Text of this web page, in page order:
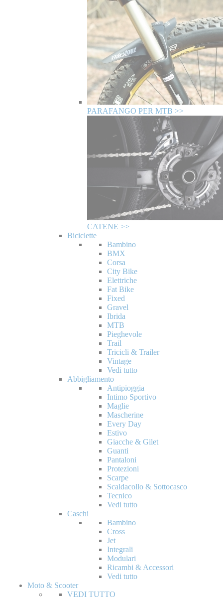
PARAFANGO PER MTB >>
CATENE >>
Biciclette
Bambino
BMX
Corsa
City Bike
Elettriche
Fat Bike
Fixed
Gravel
Ibrida
MTB
Pieghevole
Trail
Tricicli & Trailer
Vintage
Vedi tutto
Abbigliamento
Antipioggia
Intimo Sportivo
Maglie
Mascherine
Every Day
Estivo
Giacche & Gilet
Guanti
Pantaloni
Protezioni
Scarpe
Scaldacollo & Sottocasco
Tecnico
Vedi tutto
Caschi
Bambino
Cross
Jet
Integrali
Modulari
Ricambi & Accessori
Vedi tutto
Moto & Scooter
VEDI TUTTO